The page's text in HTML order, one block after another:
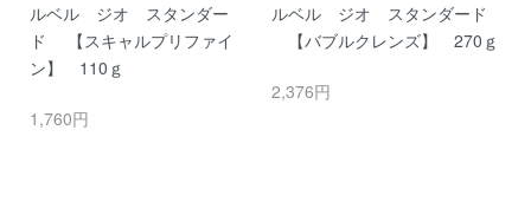
ルベル ジオ スタンダー
ド 【スキャルプリファイ
ン】 110ｇ
1,760円
ルベル ジオ スタンダード
【バブルクレンズ】 270ｇ
2,376円